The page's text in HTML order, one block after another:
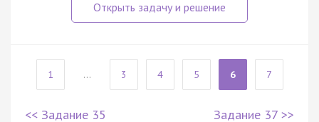
1 ... 3 4 5 6 7
<< Задание 35 Задание 37 >>